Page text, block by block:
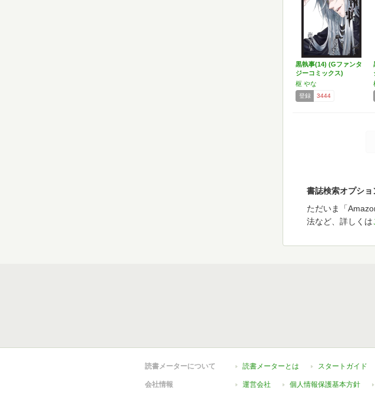
黒執事(14) (Gファンタ
ジーコミックス)
枢 やな
登録 3444
書誌検索オプショ
ただいま「
法など、詳しくは
読書メーターについて 読書メーターとは スタートガイド
会社情報 運営会社 個人情報保護基本方針